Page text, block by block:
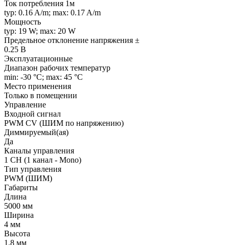
Ток потребления 1м
typ: 0.16 A/m; max: 0.17 A/m
Мощность
typ: 19 W; max: 20 W
Предельное отклонение напряжения ±
0.25 В
Эксплуатационные
Диапазон рабочих температур
min: -30 °C; max: 45 °C
Место применения
Только в помещении
Управление
Входной сигнал
PWM СV (ШИМ по напряжению)
Диммируемый(ая)
Да
Каналы управления
1 CH (1 канал - Mono)
Тип управления
PWM (ШИМ)
Габариты
Длина
5000 мм
Ширина
4 мм
Высота
1.8 мм